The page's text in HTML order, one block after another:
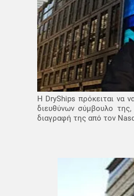
Η DryShips πρόκειται να
διευθύνων σύμβουλο
διαγραφή της από τον